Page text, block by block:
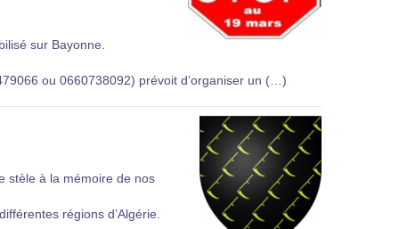
sur Bayonne.
ou 0660738092) prévoit d’organiser un (…)
stèle à la mémoire de nos
régions d’Algérie.